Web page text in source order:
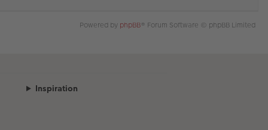
Powered by phpBB® Forum Software © phpBB Limited
Inspiration